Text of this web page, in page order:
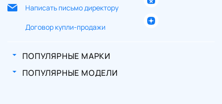
Написать письмо директору
Договор купли-продажи
ПОПУЛЯРНЫЕ МАРКИ
ПОПУЛЯРНЫЕ МОДЕЛИ